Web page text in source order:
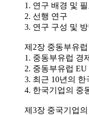
1. 연구 배경 및
2. 선행 연구
3. 연구 구성 및 방
제2장 중동부유
1. 중동부유럽 경
2. 중동부유럽
3. 최근 10년의
4. 한국기업의 중
제3장 중국기업